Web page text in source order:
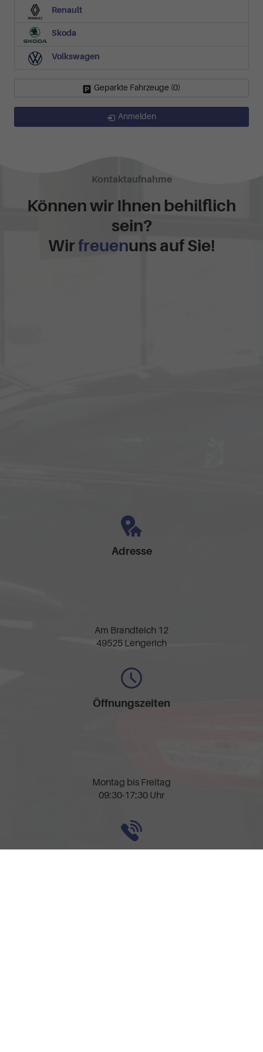
Renault
Skoda
Volkswagen
Geparkte Fahrzeuge (0)
Anmelden
Kontaktaufnahme
Können wir Ihnen behilflich
sein?
Wirfreuenuns auf Sie!
Adresse
Am Brandteich 12
49525 Lengerich
Öffnungszeiten
Montag bis Freitag
09:30-17:30 Uhr